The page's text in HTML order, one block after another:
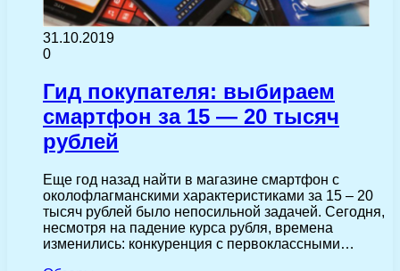
31.10.2019
0
Гид покупателя: выбираем
смартфон за 15 — 20 тысяч
рублей
Еще год назад найти в магазине смартфон с
околофлагманскими характеристиками за 15 – 20
тысяч рублей было непосильной задачей. Сегодня,
несмотря на падение курса рубля, времена
изменились: конкуренция с первоклассными…